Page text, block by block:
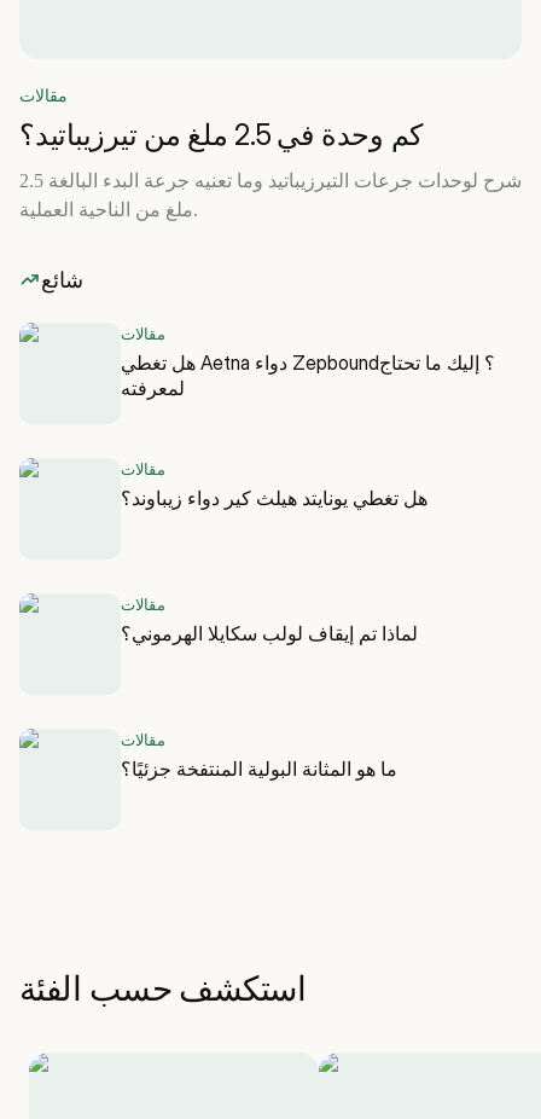
مقالات
كم وحدة في 2.5 ملغ من تيرزيباتيد؟
شرح لوحدات جرعات التيرزيباتيد وما تعنيه جرعة البدء البالغة 2.5
ملغ من الناحية العملية.
شائع
مقالات
هل تغطي Aetna دواء Zepbound؟ إليك ما تحتاج
لمعرفته
مقالات
هل تغطي يونايتد هيلث كير دواء زيباوند؟
مقالات
لماذا تم إيقاف لولب سكايلا الهرموني؟
مقالات
ما هو المثانة البولية المنتفخة جزئيًا؟
استكشف حسب الفئة